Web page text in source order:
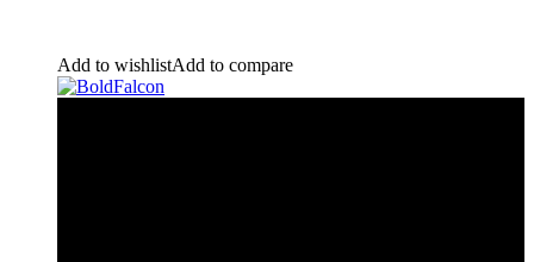
Add to wishlistAdd to compare